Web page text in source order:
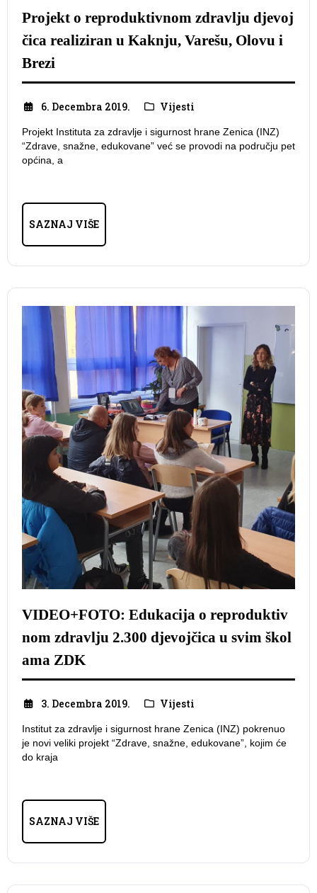
Projekt o reproduktivnom zdravlju djevoj
čica realiziran u Kaknju, Varešu, Olovu i
Brezi
6. Decembra 2019. Vijesti
Projekt Instituta za zdravlje i sigurnost hrane Zenica (INZ)
“Zdrave, snažne, edukovane” već se provodi na području pet
općina, a
SAZNAJ VIŠE
VIDEO+FOTO: Edukacija o reproduktiv
nom zdravlju 2.300 djevojčica u svim škol
ama ZDK
3. Decembra 2019. Vijesti
Institut za zdravlje i sigurnost hrane Zenica (INZ) pokrenuo
je novi veliki projekt “Zdrave, snažne, edukovane”, kojim će
do kraja
SAZNAJ VIŠE